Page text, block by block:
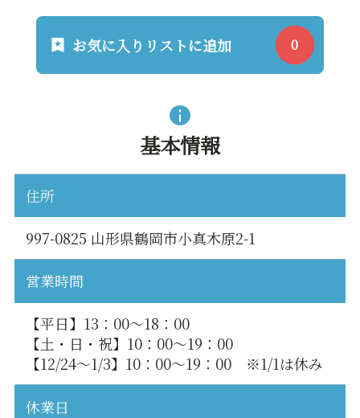
お気に入りリストに追加
基本情報
住所
997-0825 山形県鶴岡市小真木原2-1
営業時間
【平日】13：00～18：00
【土・日・祝】10：00～19：00
【12/24～1/3】10：00～19：00 ※1/1は休み
休業日